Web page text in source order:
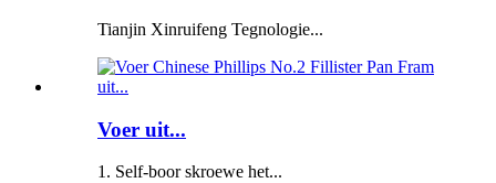
Tianjin Xinruifeng Tegnologie...
Voer uit...
1. Self-boor skroewe het...